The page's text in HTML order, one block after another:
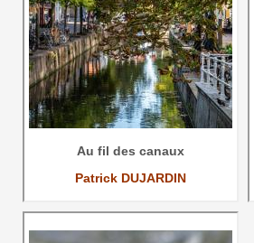
Au fil des canaux
Patrick DUJARDIN